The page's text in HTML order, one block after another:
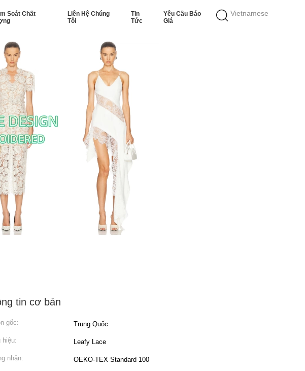
Vietnamese
Soát Chất
Liên Hệ Chúng
Tôi
Tin
Tức
Yêu Cầu Báo
Giá
tin cơ bản
gốc: Trung Quốc
hiệu: Leafy Lace
nhận: OEKO-TEX Standard 100